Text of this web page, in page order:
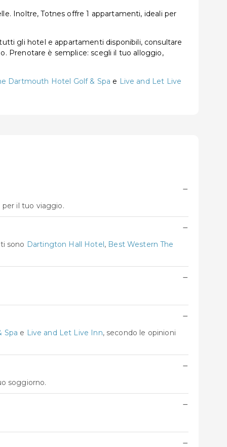
Inoltre, Totnes offre 1 appartamenti, ideali per
gli hotel e appartamenti disponibili, consultare
Prenotare è semplice: scegli il tuo alloggio,
Dartmouth Hotel Golf & Spa e Live and Let Live
−
il tuo viaggio.
−
sono Dartington Hall Hotel, Best Western The
−
−
Spa e Live and Let Live Inn, secondo le opinioni
−
soggiorno.
−
−